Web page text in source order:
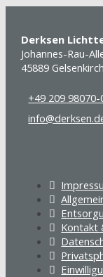
Derksen
Johannes-Rau-
45889
+49 209 98070-
Kontakt